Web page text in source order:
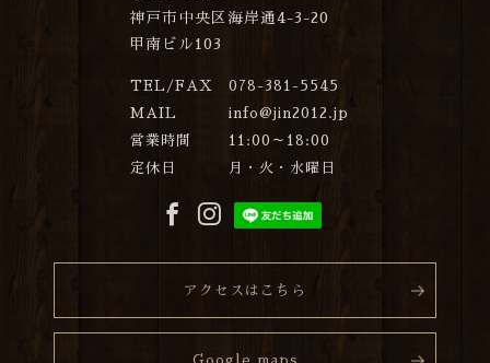
神戸市中央区海岸通4-3-20
甲南ビル103
TEL/FAX
078-381-5545
MAIL
info@jin2012.jp
営業時間
11:00～18:00
定休日
月・火・水曜日
アクセスはこちら
Google maps